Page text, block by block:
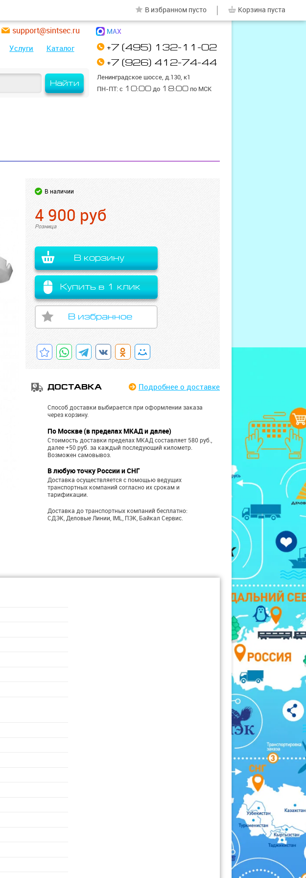
Найти
Услуги Каталог
+7 (495) 132-11-02
+7 (926) 412-74-44
Ленинградское шоссе, д.130, к1
ПН-ПТ: с 10:00 до 18:00 по МСК
support@sintsec.ru MAX
В избранном пусто Корзина пуста
В наличии
4 900 руб
Розница
В корзину
Купить в 1 клик
В избранное
ДОСТАВКА Подробнее о доставке
Способ доставки выбирается при оформлении заказа
через корзину.
По Москве (в пределах МКАД и далее)
Стоимость доставки пределах МКАД составляет 580 руб.,
далее +50 руб. за каждый последующий километр.
Возможен самовывоз.
В любую точку России и СНГ
Доставка осуществляется с помощью ведущих
транспортных компаний согласно их срокам и
тарификации.
Доставка до транспортных компаний бесплатно:
СДЭК, Деловые Линии, IML, ПЭК, Байкал Сервис.